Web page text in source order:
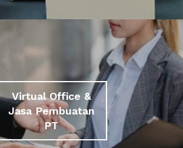
Virtual Office &
Jasa Pembuatan
PT